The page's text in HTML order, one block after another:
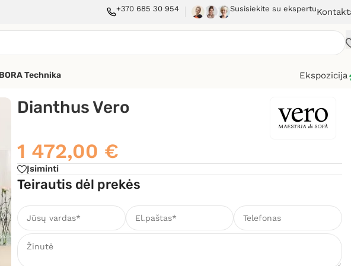
+370 685 30 954 Susisiekite su ekspertu
BORA Technika
Ekspozicija
Dianthus Vero
1 472,00 €
Įsiminti
Teirautis dėl prekės